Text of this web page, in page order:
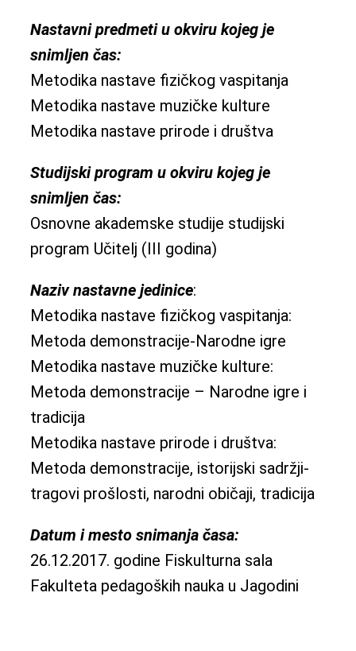
Nastavni predmeti u okviru kojeg je
snimljen čas:
Metodika nastave fizičkog vaspitanja
Metodika nastave muzičke kulture
Metodika nastave prirode i društva
Studijski program u okviru kojeg je
snimljen čas:
Osnovne akademske studije studijski
program Učitelj (III godina)
Naziv nastavne jedinice:
Metodika nastave fizičkog vaspitanja:
Metoda demonstracije-Narodne igre
Metodika nastave muzičke kulture:
Metoda demonstracije – Narodne igre i
tradicija
Metodika nastave prirode i društva:
Metoda demonstracije, istorijski sadržji-
tragovi prošlosti, narodni običaji, tradicija
Datum i mesto snimanja časa:
26.12.2017. godine Fiskulturna sala
Fakulteta pedagoških nauka u Jagodini